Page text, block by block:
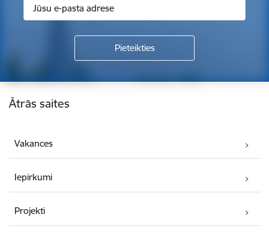
Kājene
Ātrās saites
Vakances
Iepirkumi
Projekti